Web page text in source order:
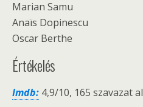
Marian Samu
Anaïs Dopinescu
Oscar Berthe
Értékelés
Imdb: 4,9/10, 165 szavazat